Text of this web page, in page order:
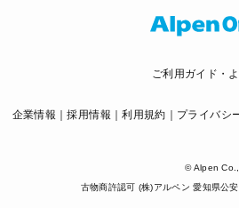
ご利用ガイド・
企業情報 採用情報 利用規約 プライバシ
© Alpen
古物商許認可 (株)アルペン 愛知県